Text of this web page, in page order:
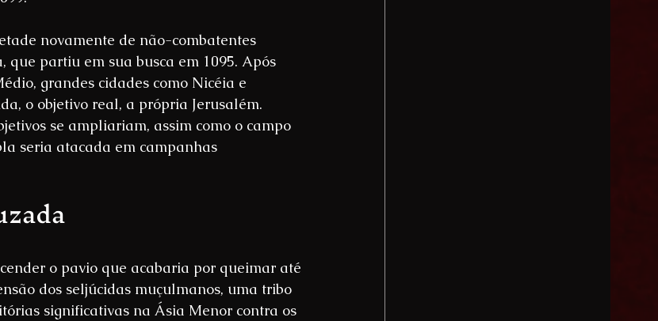
novamente de não-combatentes
partiu em sua busca em 1095. Após
grandes cidades como Nicéia e
o objetivo real, a própria Jerusalém.
se ampliariam, assim como o campo
seria atacada em campanhas
o pavio que acabaria por queimar até
dos seljúcidas muçulmanos, uma tribo
significativas na Ásia Menor contra os